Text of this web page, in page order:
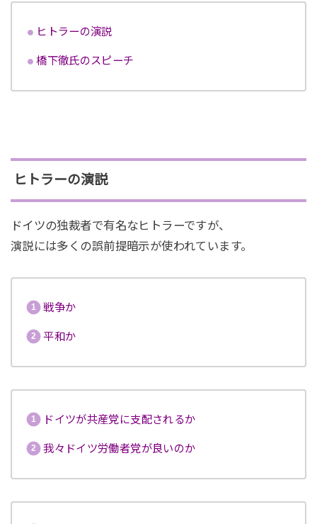
ヒトラーの演説
橋下徹氏のスピーチ
ヒトラーの演説
ドイツの独裁者で有名なヒトラーですが、
演説には多くの誤前提暗示が使われています。
戦争か
平和か
ドイツが共産党に支配されるか
我々ドイツ労働者党が良いのか